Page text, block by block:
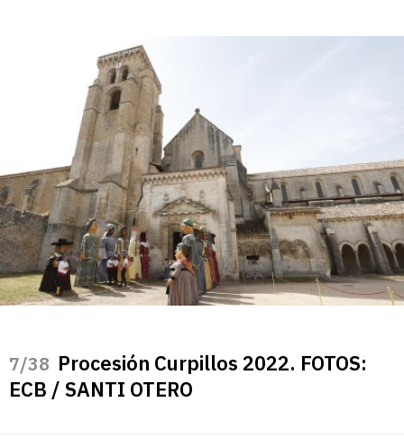
/38 Procesión Curpillos 2022. FOTOS:
ECB / SANTI OTERO